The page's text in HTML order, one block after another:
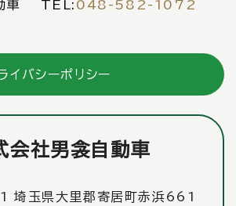
動車 TEL: 048-582-1072
イバシーポリシー
会社男衾自動車
玉県大里郡寄居町赤浜661